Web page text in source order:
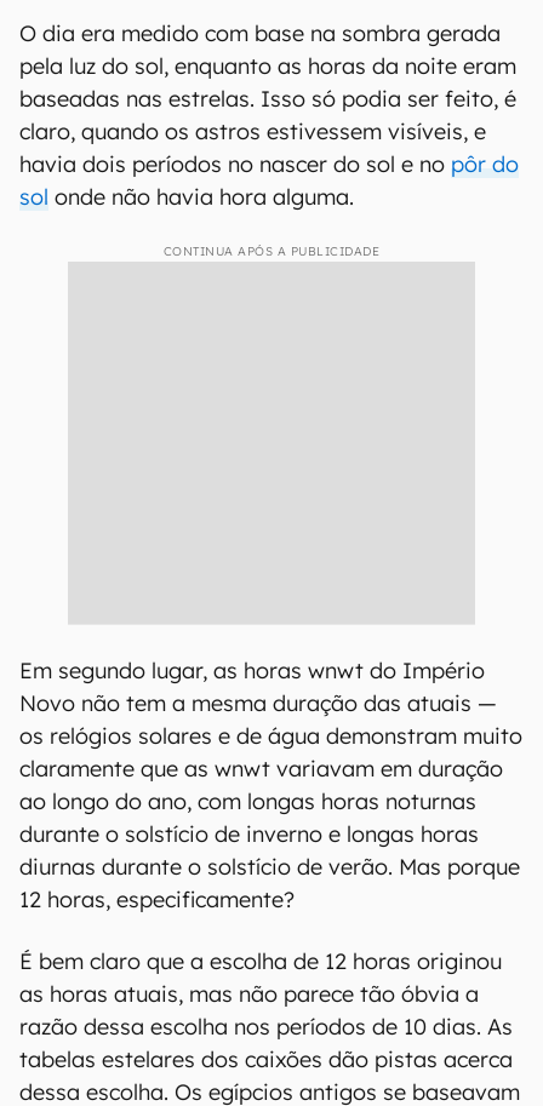
O dia era medido com base na sombra gerada
pela luz do sol, enquanto as horas da noite eram
baseadas nas estrelas. Isso só podia ser feito, é
claro, quando os astros estivessem visíveis, e
havia dois períodos no nascer do sol e no pôr do
sol onde não havia hora alguma.
CONTINUA APÓS A PUBLICIDADE
Em segundo lugar, as horas wnwt do Império
Novo não tem a mesma duração das atuais —
os relógios solares e de água demonstram muito
claramente que as wnwt variavam em duração
ao longo do ano, com longas horas noturnas
durante o solstício de inverno e longas horas
diurnas durante o solstício de verão. Mas porque
12 horas, especificamente?
É bem claro que a escolha de 12 horas originou
as horas atuais, mas não parece tão óbvia a
razão dessa escolha nos períodos de 10 dias. As
tabelas estelares dos caixões dão pistas acerca
dessa escolha. Os egípcios antigos se baseavam